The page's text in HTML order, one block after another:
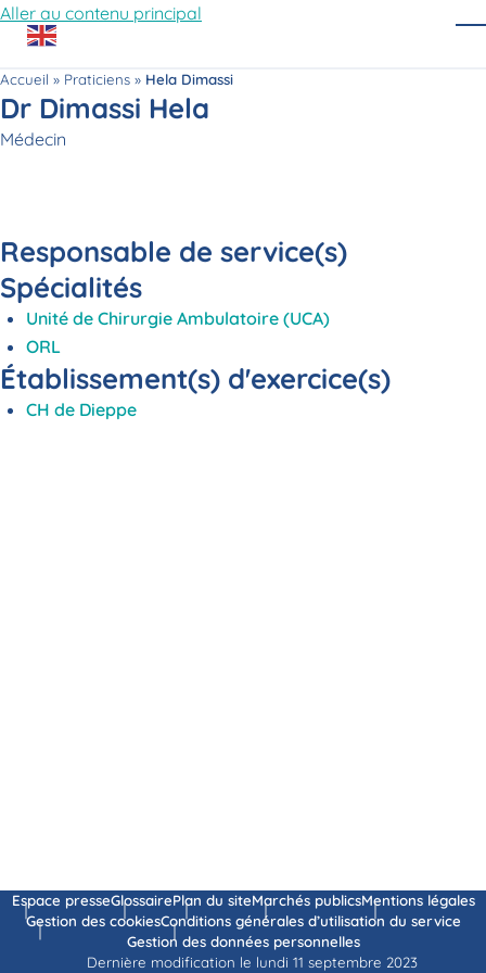
Aller au contenu principal
Accueil » Praticiens » Hela Dimassi
Dr Dimassi Hela
Fonction
Médecin
Responsable de service(s)
Spécialités
Unité de Chirurgie Ambulatoire (UCA)
ORL
Établissement(s) d'exercice(s)
CH de Dieppe
Espace presseGlossairePlan du siteMarchés publicsMentions légales
Gestion des cookiesConditions générales d’utilisation du service
Gestion des données personnelles
Dernière modification le lundi 11 septembre 2023